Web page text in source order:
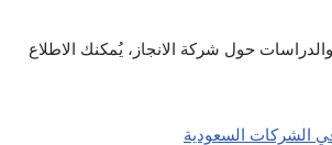
حول شركة الانجاز، يُمكنك الاطلاع
في الشركات السعودية